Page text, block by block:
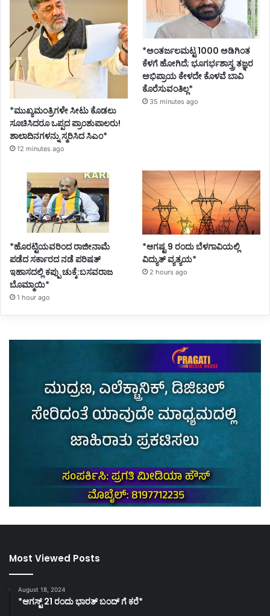
*ಮುಖ್ಯಮಂತ್ರಿಗಳೇ ಸೀಟು ಕೊಡಲು
ಸೂಚಿಸಿದರೂ ಒಪ್ಪದ ಪ್ರಾಂಶುಪಾಲರು!
ಶಾಲಾದಿನಗಳನ್ನು ಸ್ಮರಿಸಿದ ಸಿಎಂ*
12 minutes ago
*ಅಂತರ್ಜಲಮಟ್ಟ 1000 ಅಡಿಗಿಂತ
ಕೆಳಗೆ ಹೋಗಿದೆ; ಭೂಗರ್ಭಶಾಸ್ತ್ರ ತಜ್ಞರ
ಅಭಿಪ್ರಾಯ ಕೇಳದೇ ಕೊಳವೆ ಬಾವಿ
ಕೊರೆಸುವಂತಿಲ್ಲ*
35 minutes ago
*ಹೊರಟ್ಟಿಯವರಿಂದ ರಾಜೀನಾಮೆ
ಪಡೆದ ಸರ್ಕಾರದ ನಡೆ ಪರಿಷತ್
ಇಹಾಸದಲ್ಲಿ ಕಪ್ಪು ಚುಕ್ಕೆ:ಬಸವರಾಜ
ಬೊಮ್ಮಾಯಿ*
1 hour ago
*ಆಗಷ್ಟ 9 ರಂದು ಬೆಳಗಾವಿಯಲ್ಲಿ
ವಿದ್ಯುತ್ ವ್ಯತ್ಯಯ*
2 hours ago
Most Viewed Posts
August 18, 2024
*ಆಗಸ್ಟ್ 21 ರಂದು ಭಾರತ್‌ ಬಂದ್‌ ಗೆ ಕರೆ*